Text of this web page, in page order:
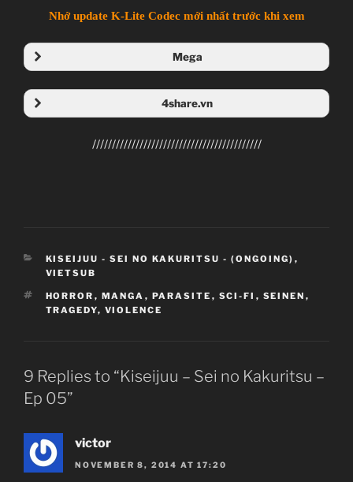
Kiseijuu: Sei no Kakuritsu
Parasyte – the maxim
Ký sinh thú – Châm ngôn sống
09.10.2014 đến ??
Nhớ update K-Lite Codec mới nhất trước khi xem
Mega
4share.vn
///////////////////////////////////////////
CATEGORIES
KISEIJUU - SEI NO KAKURITSU - (ONGOING) ,
VIETSUB
TAGS
HORROR , MANGA , PARASITE , SCI-FI , SEINEN ,
TRAGEDY, VIOLENCE
9 Replies to “Kiseijuu – Sei no Kakuritsu –
Ep 05”
victor
NOVEMBER 8, 2014 AT 17:20